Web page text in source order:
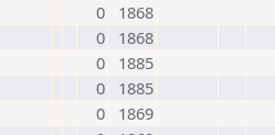
0
1868
0
1868
0
1885
0
1885
0
1869